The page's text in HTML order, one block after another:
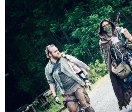
LARP
zbraně
povoleny